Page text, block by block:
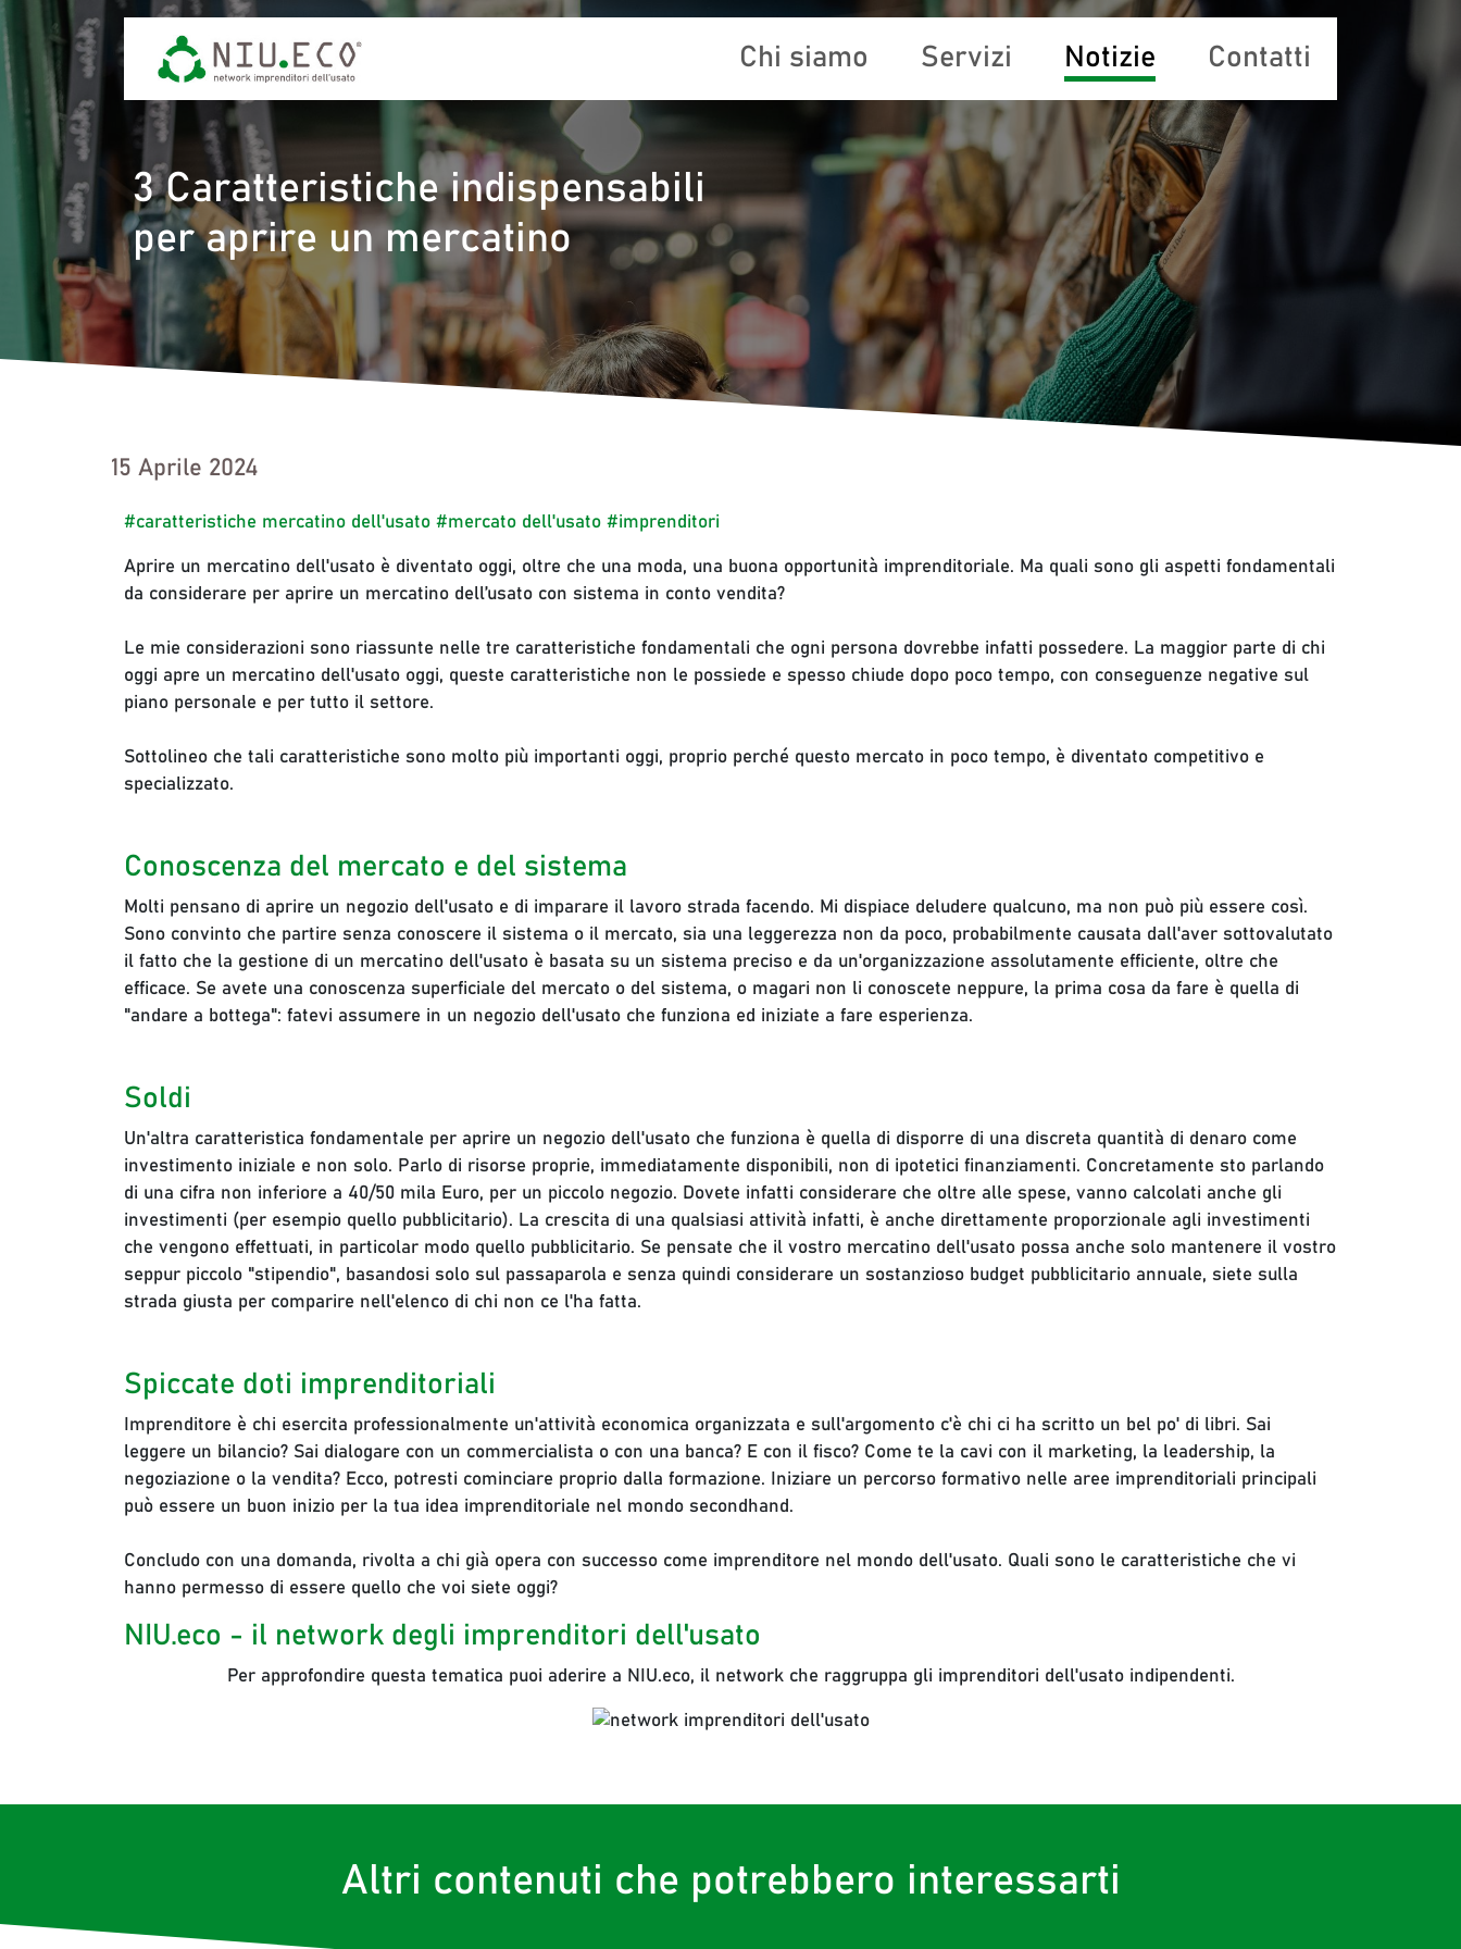
Chi siamo Servizi Notizie Contatti
3 Caratteristiche indispensabili
per aprire un mercatino
15 Aprile 2024
#caratteristiche mercatino dell'usato #mercato dell'usato #imprenditori
Aprire un mercatino dell'usato è diventato oggi, oltre che una moda, una buona opportunità imprenditoriale. Ma quali sono gli aspetti fondamentali
da considerare per aprire un mercatino dell’usato con sistema in conto vendita?
Le mie considerazioni sono riassunte nelle tre caratteristiche fondamentali che ogni persona dovrebbe infatti possedere. La maggior parte di chi
oggi apre un mercatino dell'usato oggi, queste caratteristiche non le possiede e spesso chiude dopo poco tempo, con conseguenze negative sul
piano personale e per tutto il settore.
Sottolineo che tali caratteristiche sono molto più importanti oggi, proprio perché questo mercato in poco tempo, è diventato competitivo e
specializzato.
Conoscenza del mercato e del sistema
Molti pensano di aprire un negozio dell'usato e di imparare il lavoro strada facendo. Mi dispiace deludere qualcuno, ma non può più essere così.
Sono convinto che partire senza conoscere il sistema o il mercato, sia una leggerezza non da poco, probabilmente causata dall'aver sottovalutato
il fatto che la gestione di un mercatino dell'usato è basata su un sistema preciso e da un'organizzazione assolutamente efficiente, oltre che
efficace. Se avete una conoscenza superficiale del mercato o del sistema, o magari non li conoscete neppure, la prima cosa da fare è quella di
"andare a bottega": fatevi assumere in un negozio dell'usato che funziona ed iniziate a fare esperienza.
Soldi
Un'altra caratteristica fondamentale per aprire un negozio dell'usato che funziona è quella di disporre di una discreta quantità di denaro come
investimento iniziale e non solo. Parlo di risorse proprie, immediatamente disponibili, non di ipotetici finanziamenti. Concretamente sto parlando
di una cifra non inferiore a 40/50 mila Euro, per un piccolo negozio. Dovete infatti considerare che oltre alle spese, vanno calcolati anche gli
investimenti (per esempio quello pubblicitario). La crescita di una qualsiasi attività infatti, è anche direttamente proporzionale agli investimenti
che vengono effettuati, in particolar modo quello pubblicitario. Se pensate che il vostro mercatino dell'usato possa anche solo mantenere il vostro
seppur piccolo "stipendio", basandosi solo sul passaparola e senza quindi considerare un sostanzioso budget pubblicitario annuale, siete sulla
strada giusta per comparire nell'elenco di chi non ce l'ha fatta.
Spiccate doti imprenditoriali
Imprenditore è chi esercita professionalmente un'attività economica organizzata e sull'argomento c'è chi ci ha scritto un bel po' di libri. Sai
leggere un bilancio? Sai dialogare con un commercialista o con una banca? E con il fisco? Come te la cavi con il marketing, la leadership, la
negoziazione o la vendita? Ecco, potresti cominciare proprio dalla formazione. Iniziare un percorso formativo nelle aree imprenditoriali principali
può essere un buon inizio per la tua idea imprenditoriale nel mondo secondhand.
Concludo con una domanda, rivolta a chi già opera con successo come imprenditore nel mondo dell'usato. Quali sono le caratteristiche che vi
hanno permesso di essere quello che voi siete oggi?
NIU.eco - il network degli imprenditori dell'usato
Per approfondire questa tematica puoi aderire a NIU.eco, il network che raggruppa gli imprenditori dell'usato indipendenti.
Altri contenuti che potrebbero interessarti